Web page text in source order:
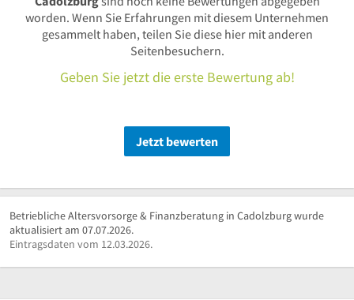
worden. Wenn Sie Erfahrungen mit diesem Unternehmen
gesammelt haben, teilen Sie diese hier mit anderen
Seitenbesuchern.
Geben Sie jetzt die erste Bewertung ab!
Jetzt bewerten
Betriebliche Altersvorsorge & Finanzberatung in Cadolzburg wurde
aktualisiert am 07.07.2026.
Eintragsdaten vom 12.03.2026.